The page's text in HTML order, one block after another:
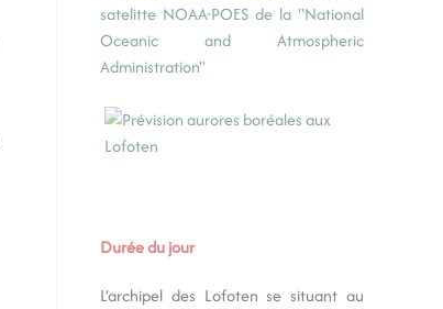
satelitte NOAA-POES de la "National
Oceanic and Atmospheric
Administration"
Durée du jour
L’archipel des Lofoten se situant au